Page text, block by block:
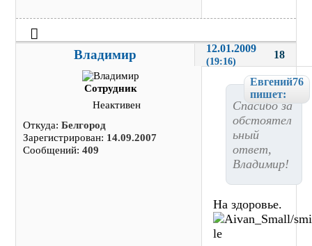
18
Владимир 12.01.2009
(19:16)
Сотрудник
Неактивен
Откуда:Белгород
Зарегистрирован: 14.09.2007
Сообщений:409
Евгений76
пишет:
Спасибо за
обстоятел
ьный
ответ,
Владимир!
На здоровье.